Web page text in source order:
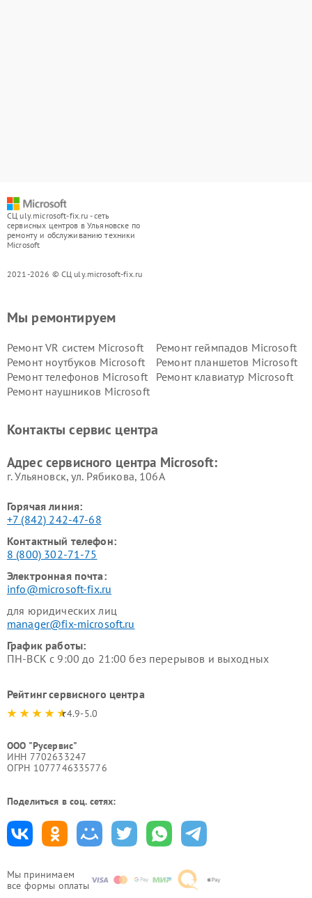
СЦ uly.microsoft-fix.ru - сеть
сервисных центров в Ульяновске по
ремонту и обслуживанию техники
Microsoft
2021-2026 © СЦ uly.microsoft-fix.ru
Мы принимаем
все формы оплаты
Мы ремонтируем
Ремонт VR систем Microsoft
Ремонт геймпадов Microsoft
Ремонт ноутбуков Microsoft
Ремонт планшетов Microsoft
Ремонт телефонов Microsoft
Ремонт клавиатур Microsoft
Ремонт наушников Microsoft
Контакты сервис центра
Адрес сервисного центра Microsoft:
г. Ульяновск, ул. Рябикова, 106А
Горячая линия:
+7 (842) 242-47-68
Контактный телефон:
8 (800) 302-71-75
Электронная почта:
info@microsoft-fix.ru
для юридических лиц
manager@fix-microsoft.ru
График работы:
ПН-ВСК с 9:00 до 21:00 без перерывов и выходных
Рейтинг сервисного центра
4.9-5.0
ООО "Русервис"
ИНН 7702633247
ОГРН 1077746335776
Поделиться в соц. сетях: